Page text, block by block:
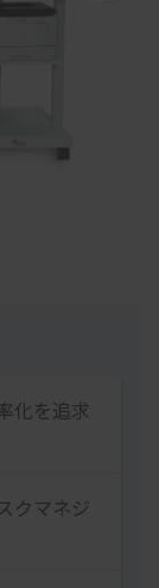
化を追求
クマネジ